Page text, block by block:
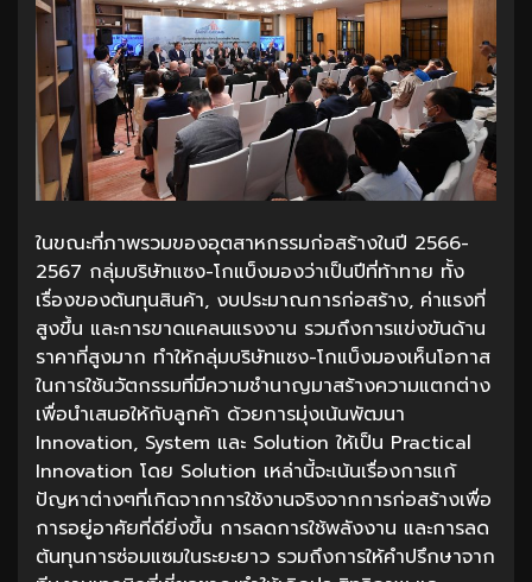
ในขณะที่ภาพรวมของอุตสาหกรรมก่อสร้างในปี 2566-
2567 กลุ่มบริษัทแซง-โกแบ็งมองว่าเป็นปีที่ท้าทาย ทั้ง
เรื่องของต้นทุนสินค้า, งบประมาณการก่อสร้าง, ค่าแรงที่
สูงขึ้น และการขาดแคลนแรงงาน รวมถึงการแข่งขันด้าน
ราคาที่สูงมาก ทำให้กลุ่มบริษัทแซง-โกแบ็งมองเห็นโอกาส
ในการใช้นวัตกรรมที่มีความชำนาญมาสร้างความแตกต่าง
เพื่อนำเสนอให้กับลูกค้า ด้วยการมุ่งเน้นพัฒนา
Innovation, System และ Solution ให้เป็น Practical
Innovation โดย Solution เหล่านี้จะเน้นเรื่องการแก้
ปัญหาต่างๆที่เกิดจากการใช้งานจริงจากการก่อสร้างเพื่อ
การอยู่อาศัยที่ดียิ่งขึ้น การลดการใช้พลังงาน และการลด
ต้นทุนการซ่อมแซมในระยะยาว รวมถึงการให้คำปรึกษาจาก